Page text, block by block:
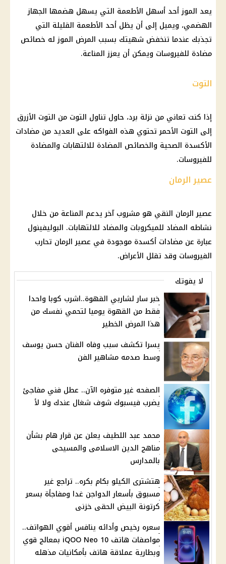
يعد الموز أحد أسهل الأطعمة التي يسهل هضمها الجهاز
الهضمي، ويميل إلى أن يظل أحد الأطعمة القليلة التي
تجذبك عندما تنخفض شهيتك بسبب المرض الموز له خصائص
مضادة للفيروسات ويمكن أن يعزز المناعة.
التوت
إذا كنت تعاني من نزلة برد، حاول تناول التوت من التوت الأزرق
إلى التوت الأحمر تحتوي هذه الفواكه على العديد من مضادات
الأكسدة الصحية والخصائص المضادة للالتهابات والمضادة
للفيروسات.
عصير الرمان
عصير الرمان النقي هو مشروب آخر يدعم المناعة من خلال
نشاطه المضاد للميكروبات والمضاد للالتهابات. البوليفينول
عبارة عن مضادات أكسدة موجودة في عصير الرمان تحارب
الفيروسات وقد تقلل الأعراض.
لا يفوتك
خبر سار لشاربي القهوة..اشرب كوبا واحدا
فقط من القهوة يوميا لتحمي نفسك من
هذا المرض الخطير
يسرا تكشف سبب وفاه الفنان حسن يوسف
وسط صدمه مشاهير الفن
الصفحه غير متوفره الآن.. عطل فني مفاجئ
يضرب فيسبوك شوف شغال عندك ولا لأ
محمد عبد اللطيف يعلن عن قرار هام بشأن
مناهج الدين الاسلامى والمسيحى
بالمدارس
هتشترى الكيلو بكام بكره.. تراجع غير
مسبوق بأسعار الدواجن غدا ومفاجأة بسعر
كرتونة البيض الحقى خزنى
سعره رخيص وأدائه ينافس أقوي الهواتف..
مواصفات هاتف iQOO Neo 10 بمعالج قوي
وبطارية عملاقة هاتف بأمكانيات مذهله